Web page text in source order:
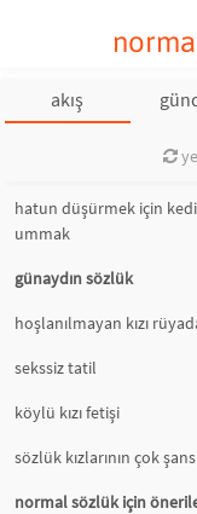
akış
hatun düşürmek için
ummak
günaydın sözlük
hoşlanılmayan kızı
sekssiz tatil
köylü kızı fetişi
sözlük kızlarının çok
normal sözlük için